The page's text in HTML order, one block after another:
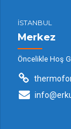
İSTANBUL
Merkez
Öncelikle Hoş